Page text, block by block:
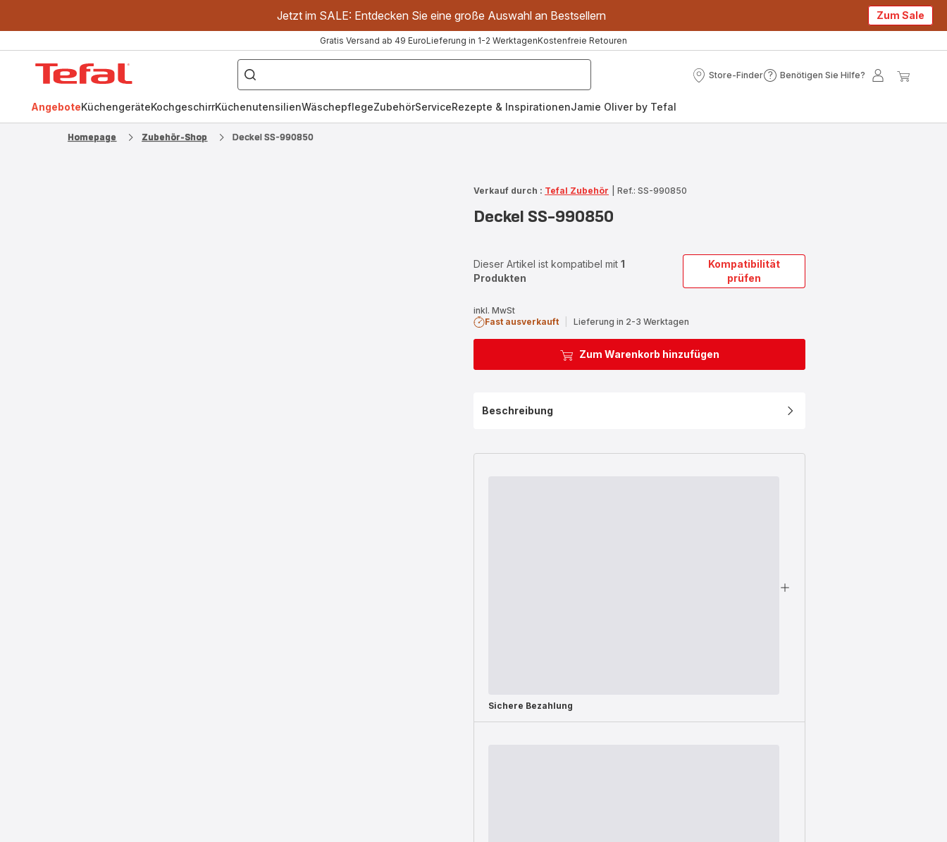
Jetzt im SALE: Entdecken Sie eine große Auswahl an Bestsellern Zum Sale
Gratis Versand ab 49 EuroLieferung in 1-2 WerktagenKostenfreie Retouren
["OptiGrill","Easy
Fry","Pfanne"]
Store-Finder
Store-
Benötigen Sie Hilfe?
Benötigen
Mein
AngeboteKüchengeräteKochgeschirrKüchenutensilienWäschepflegeZubehörServiceRezepte & InspirationenJamie Oliver by Tefal
Homepage Zubehör-Shop Deckel SS-990850
Verkauf durch : Tefal Zubehör Ref.: SS-990850
Deckel SS-990850
Dieser Artikel ist kompatibel mit 1
Produkten
Kompatibilität
prüfen
inkl. MwSt
Fast ausverkauft
Lieferung in 2-3 Werktagen
Zum Warenkorb hinzufügen
Beschreibung
Sichere Bezahlung